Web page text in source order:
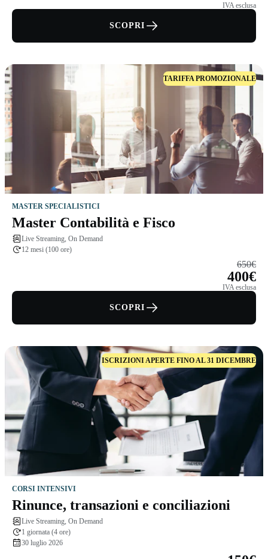
IVA esclusa
SCOPRI
TARIFFA PROMOZIONALE
MASTER SPECIALISTICI
Master Contabilità e Fisco
Live Streaming, On Demand
12 mesi (100 ore)
650€
400€
IVA esclusa
SCOPRI
ISCRIZIONI APERTE FINO AL 31 DICEMBRE
CORSI INTENSIVI
Rinunce, transazioni e conciliazioni
Live Streaming, On Demand
1 giornata (4 ore)
30 luglio 2026